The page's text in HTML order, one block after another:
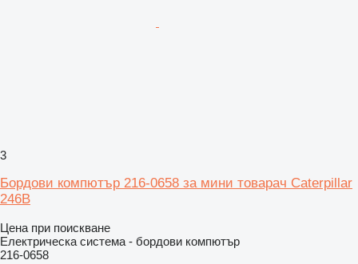
3
Бордови компютър 216-0658 за мини товарач Caterpillar
246B
Цена при поискване
Електрическа система - бордови компютър
216-0658